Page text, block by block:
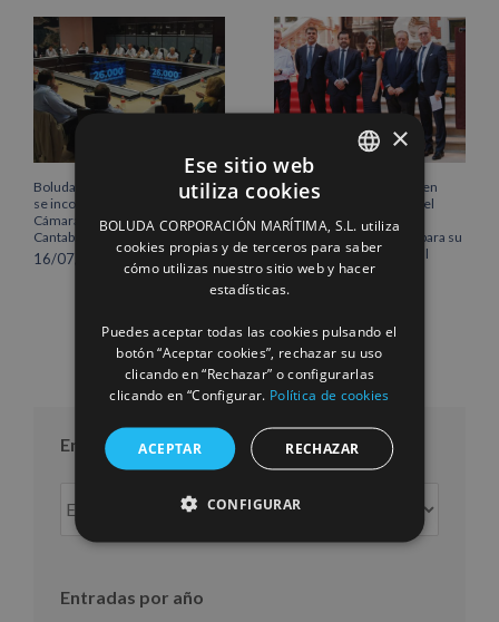
Boluda Corporación Marítima
se incorpora al Pleno de la
Cámara de Comercio de
Cantabria
16/07/2026
Boluda inaugura su sede en
Róterdam, consolidando el
norte de Europa como un
centro estratégico clave para su
crecimiento internacional
10/07/2026
Entradas por mes
por
mes
Entradas por año
ENGLISH
FRENCH
×
Ese sitio web
utiliza cookies
BOLUDA CORPORACIÓN MARÍTIMA, S.L. utiliza
cookies propias y de terceros para saber
cómo utilizas nuestro sitio web y hacer
estadísticas.
Puedes aceptar todas las cookies pulsando el
botón “Aceptar cookies”, rechazar su uso
clicando en “Rechazar” o configurarlas
clicando en “Configurar. Política de cookies
ACEPTAR RECHAZAR
CONFIGURAR